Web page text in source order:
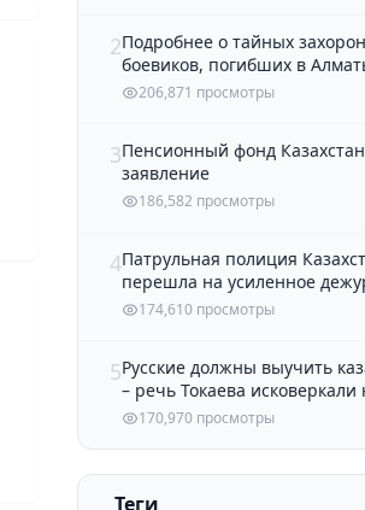
2Подробнее о тайных
боевиков, погибших в
рассказали в полиции
206,871 просмотры
3Пенсионный фонд
заявление
186,582 просмотры
4Патрульная полиция
перешла на усиленное
174,610 просмотры
5Русские должны выучить
– речь Токаева
Казнета
170,970 просмотры
Теги